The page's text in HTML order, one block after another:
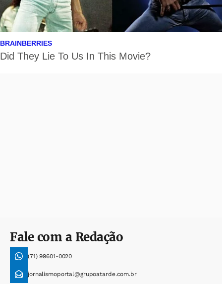
Fale com a Redação
(71) 99601-0020
jornalismoportal@grupoatarde.com.br